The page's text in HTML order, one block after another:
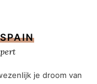
je droom van